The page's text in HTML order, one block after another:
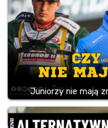
Juniorzy nie mają